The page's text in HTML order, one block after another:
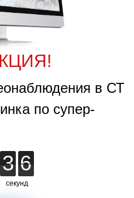
в СТ
по супер-
секунд
3
3
3 5
5
5